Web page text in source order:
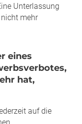
Unterlassung
mehr
eines
hat,
auf die